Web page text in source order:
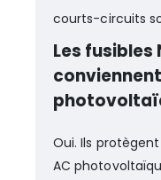
courts-circuits
Les fusibles
Oui. Ils
AC